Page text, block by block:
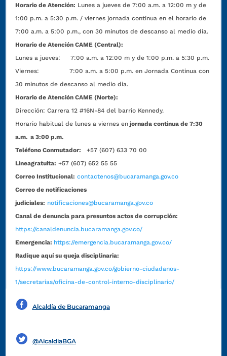
Horario de Atención: Lunes a jueves de 7:00 a.m. a 12:00 m y de
1:00 p.m. a 5:30 p.m. / viernes jornada continua en el horario de
7:00 a.m. a 5:00 p.m., con 30 minutos de descanso al medio día.
Horario de Atención CAME (Central):
Lunes a jueves: 7:00 a.m. a 12:00 m y de 1:00 p.m. a 5:30 p.m.
Viernes: 7:00 a.m. a 5:00 p.m. en Jornada Continua con
30 minutos de descanso al medio día.
Horario de Atención CAME (Norte):
Dirección:Carrera 12 #16N-84 del barrio Kennedy.
Horario habitual de lunes a viernes en jornada continua de 7:30
a.m. a 3:00 p.m.
Teléfono Conmutador:
+57 (607) 633 70 00
Líneagratuita: +57 (607) 652 55 55
Correo Institucional: contactenos@bucaramanga.gov.co
Correo de notificaciones
judiciales: notificaciones@bucaramanga.gov.co
Canal de denuncia para presuntos actos de corrupción:
https://canaldenuncia.bucaramanga.gov.co/
Emergencia: https://emergencia.bucaramanga.gov.co/
Radique aquí su queja disciplinaria:
https://www.bucaramanga.gov.co/gobierno-ciudadanos-
1/secretarias/oficina-de-control-interno-disciplinario/
Alcaldía de Bucaramanga
@AlcaldíaBGA